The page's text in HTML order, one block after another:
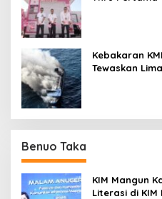
Kebakaran
Tewaskan
Benuo Taka
KIM Mangun
Literasi di KIM